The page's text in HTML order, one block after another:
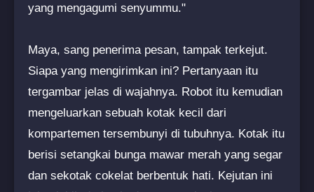
yang mengagumi senyummu."
Maya, sang penerima pesan, tampak terkejut.
Siapa yang mengirimkan ini? Pertanyaan itu
tergambar jelas di wajahnya. Robot itu kemudian
mengeluarkan sebuah kotak kecil dari
kompartemen tersembunyi di tubuhnya. Kotak itu
berisi setangkai bunga mawar merah yang segar
dan sekotak cokelat berbentuk hati. Kejutan ini